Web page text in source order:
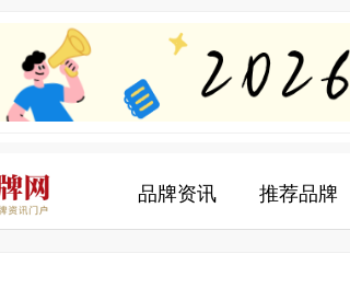
品牌资讯 推荐品牌